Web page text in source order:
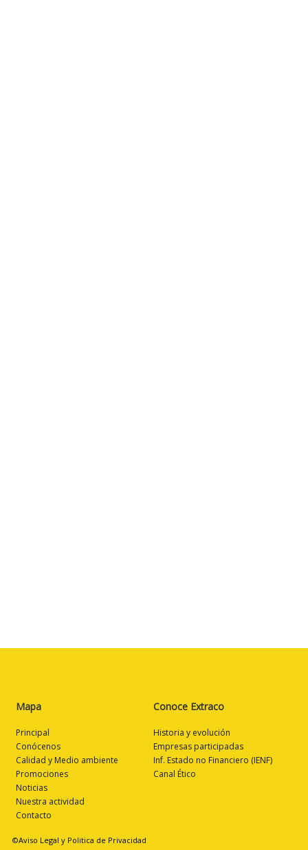
Mapa
Principal
Conócenos
Calidad y Medio ambiente
Promociones
Noticias
Nuestra actividad
Contacto
Conoce Extraco
Historia y evolución
Empresas participadas
Inf. Estado no Financiero (IENF)
Canal Ético
©Aviso Legal y Politica de Privacidad